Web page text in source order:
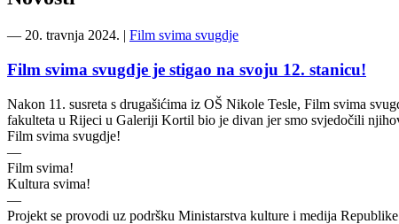
― 20. travnja 2024. | Film svima svugdje
Film svima svugdje je stigao na svoju 12. stanicu!
Nakon 11. susreta s drugašićima iz OŠ Nikole Tesle, Film svima
fakulteta u Rijeci u Galeriji Kortil bio je divan jer smo svjedočili
Film svima svugdje!
—
Film svima!
Kultura svima!
—
Projekt se provodi uz podršku Ministarstva kulture i medija